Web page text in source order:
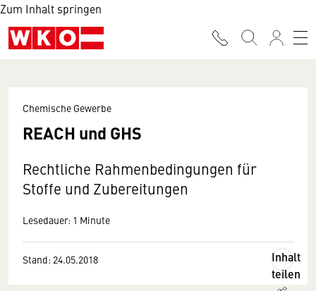
Zum Inhalt springen
Chemische Gewerbe
REACH und GHS
Rechtliche Rahmenbedingungen für
Stoffe und Zubereitungen
Lesedauer: 1 Minute
Stand: 24.05.2018
Inhalt
teilen